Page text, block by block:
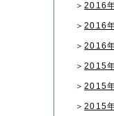
＞2016
＞2016
＞2016
＞2015
＞2015
＞2015